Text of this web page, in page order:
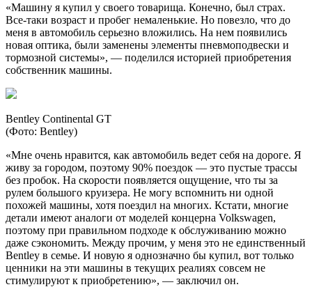
«Машину я купил у своего товарища. Конечно, был страх.
Все-таки возраст и пробег немаленькие. Но повезло, что до
меня в автомобиль серьезно вложились. На нем появились
новая оптика, были заменены элементы пневмоподвески и
тормозной системы», — поделился историей приобретения
собственник машины.
Bentley Continental GT
(Фото: Bentley)
«Мне очень нравится, как автомобиль ведет себя на дороге. Я
живу за городом, поэтому 90% поездок — это пустые трассы
без пробок. На скорости появляется ощущение, что ты за
рулем большого круизера. Не могу вспомнить ни одной
похожей машины, хотя поездил на многих. Кстати, многие
детали имеют аналоги от моделей концерна Volkswagen,
поэтому при правильном подходе к обслуживанию можно
даже сэкономить. Между прочим, у меня это не единственный
Bentley в семье. И новую я однозначно бы купил, вот только
ценники на эти машины в текущих реалиях совсем не
стимулируют к приобретению», — заключил он.